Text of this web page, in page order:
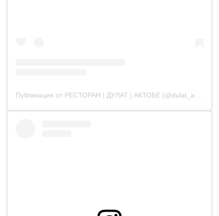
Публикация от РЕСТОРАН | ДУЛАТ | АКТОБЕ (@dulat_aqtobe)